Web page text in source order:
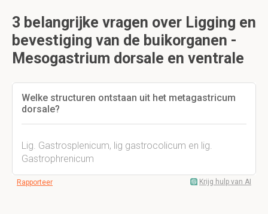
3 belangrijke vragen over Ligging en
bevestiging van de buikorganen -
Mesogastrium dorsale en ventrale
Welke structuren ontstaan uit het metagastricum
dorsale?
Lig. Gastrosplenicum, lig gastrocolicum en lig.
Gastrophrenicum
Rapporteer Krijg hulp van AI